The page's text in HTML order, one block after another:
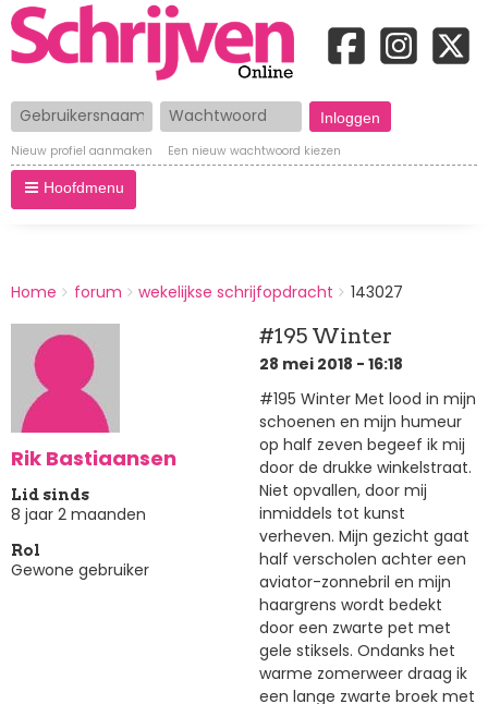
Gebruikersnaam Wachtwoord
Nieuw profiel aanmaken Een nieuw wachtwoord kiezen
Hoofdmenu
BREADCRUMBS
You
here:
Home forum wekelijkse schrijfopdracht 143027
Rik Bastiaansen
Lid sinds
8 jaar 2 maanden
Rol
Gewone gebruiker
#195 Winter
28 mei 2018 - 16:18
#195 Winter Met lood in mijn
schoenen en mijn humeur
op half zeven begeef ik mij
door de drukke winkelstraat.
Niet opvallen, door mij
inmiddels tot kunst
verheven. Mijn gezicht gaat
half verscholen achter een
aviator-zonnebril en mijn
haargrens wordt bedekt
door een zwarte pet met
gele stiksels. Ondanks het
warme zomerweer draag ik
een lange zwarte broek met